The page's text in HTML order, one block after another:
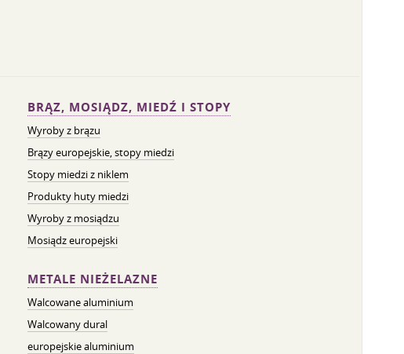
BRĄZ, MOSIĄDZ, MIEDŹ I STOPY
Wyroby z brązu
Brązy europejskie, stopy miedzi
Stopy miedzi z niklem
Produkty huty miedzi
Wyroby z mosiądzu
Mosiądz europejski
METALE NIEŻELAZNE
Walcowane aluminium
Walcowany dural
europejskie aluminium